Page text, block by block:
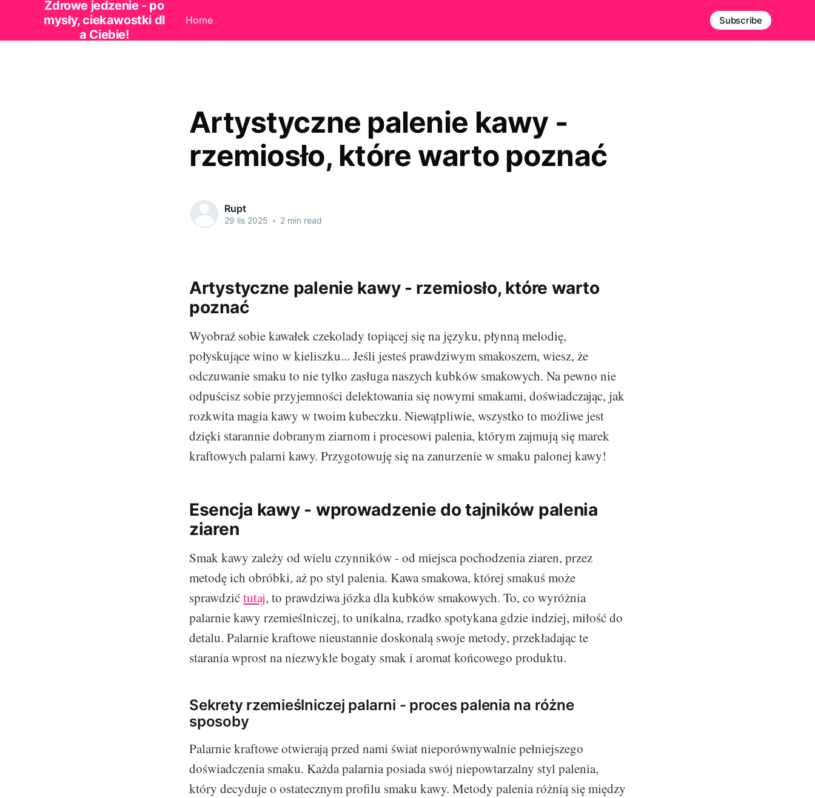
Zdrowe jedzenie - po
mysły, ciekawostki dl
a Ciebie!
Home Subscribe
Artystyczne palenie kawy -
rzemiosło, które warto poznać
Rupt
29 lis 2025 • 2 min read
Artystyczne palenie kawy - rzemiosło, które warto
poznać
Wyobraź sobie kawałek czekolady topiącej się na języku, płynną melodię,
połyskujące wino w kieliszku... Jeśli jesteś prawdziwym smakoszem, wiesz, że
odczuwanie smaku to nie tylko zasługa naszych kubków smakowych. Na pewno nie
odpuścisz sobie przyjemności delektowania się nowymi smakami, doświadczając, jak
rozkwita magia kawy w twoim kubeczku. Niewątpliwie, wszystko to możliwe jest
dzięki starannie dobranym ziarnom i procesowi palenia, którym zajmują się marek
kraftowych palarni kawy. Przygotowuję się na zanurzenie w smaku palonej kawy!
Esencja kawy - wprowadzenie do tajników palenia
ziaren
Smak kawy zależy od wielu czynników - od miejsca pochodzenia ziaren, przez
metodę ich obróbki, aż po styl palenia. Kawa smakowa, której smakuś może
sprawdzićtutaj, to prawdziwa józka dla kubków smakowych. To, co wyróżnia
palarnie kawy rzemieślniczej, to unikalna, rzadko spotykana gdzie indziej, miłość do
detalu. Palarnie kraftowe nieustannie doskonalą swoje metody, przekładając te
starania wprost na niezwykle bogaty smak i aromat końcowego produktu.
Sekrety rzemieślniczej palarni - proces palenia na różne
sposoby
Palarnie kraftowe otwierają przed nami świat nieporównywalnie pełniejszego
doświadczenia smaku. Każda palarnia posiada swój niepowtarzalny styl palenia,
który decyduje o ostatecznym profilu smaku kawy. Metody palenia różnią się między